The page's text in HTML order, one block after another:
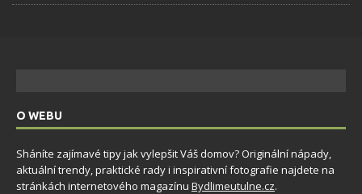
O WEBU
Sháníte zajímavé tipy jak vylepšit Váš domov? Originální nápady,
aktuální trendy, praktické rady i inspirativní fotografie najdete na
stránkách internetového magazínu Bydlimeutulne.cz.